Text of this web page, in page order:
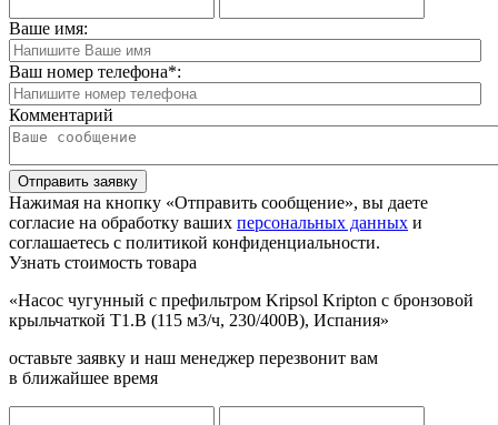
Ваше имя:
Ваш номер телефона*:
Комментарий
Отправить заявку
Нажимая на кнопку «Отправить сообщение», вы даете
согласие на обработку ваших персональных данных и
соглашаетесь с политикой конфиденциальности.
Узнать стоимость товара
«Насос чугунный с префильтром Kripsol Kripton с бронзовой
крыльчаткой Т1.В (115 м3/ч, 230/400В), Испания»
оставьте заявку и наш менеджер перезвонит вам
в ближайшее время